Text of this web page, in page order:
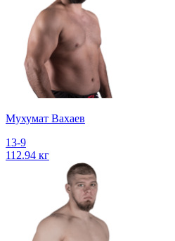
Мухумат Вахаев
13-9
112.94 кг